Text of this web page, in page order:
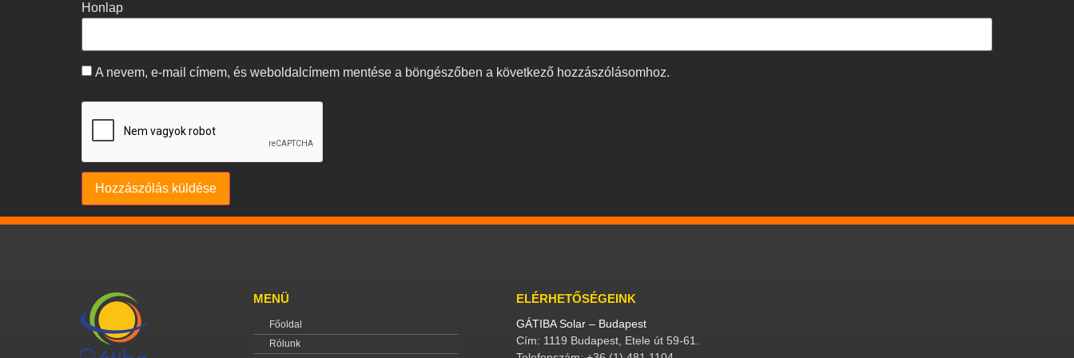
Honlap
A nevem, e-mail címem, és weboldalcímem mentése a böngészőben a következő hozzászólásomhoz.
MENÜ
Főoldal
Rólunk
ELÉRHETŐSÉGEINK
GÁTIBA Solar – Budapest
Cím: 1119 Budapest, Etele út 59-61.